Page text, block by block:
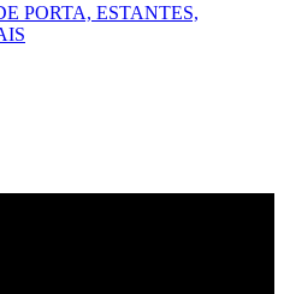
PORTA, ESTANTES,